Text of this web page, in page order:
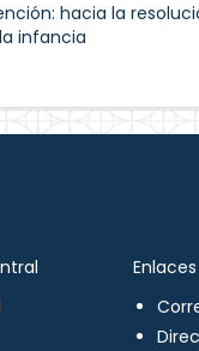
hacia la
infancia
Enlaces